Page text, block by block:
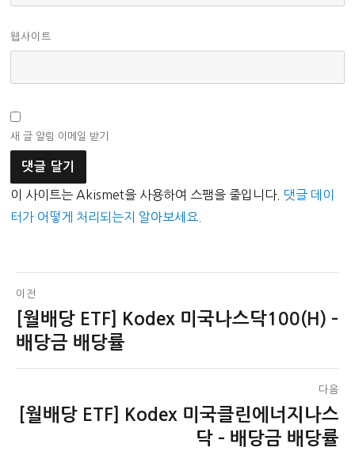
웹사이트
새 글 알림 이메일 받기
이 사이트는 Akismet을 사용하여 스팸을 줄입니다. 댓글 데이
터가 어떻게 처리되는지 알아보세요.
글
탐
색
이전
이
전
[월배당 ETF] Kodex 미국나스닥100(H) –
배당금 배당률
다음
다[월배당 ETF] Kodex 미국클린에너지나스
닥 – 배당금 배당률